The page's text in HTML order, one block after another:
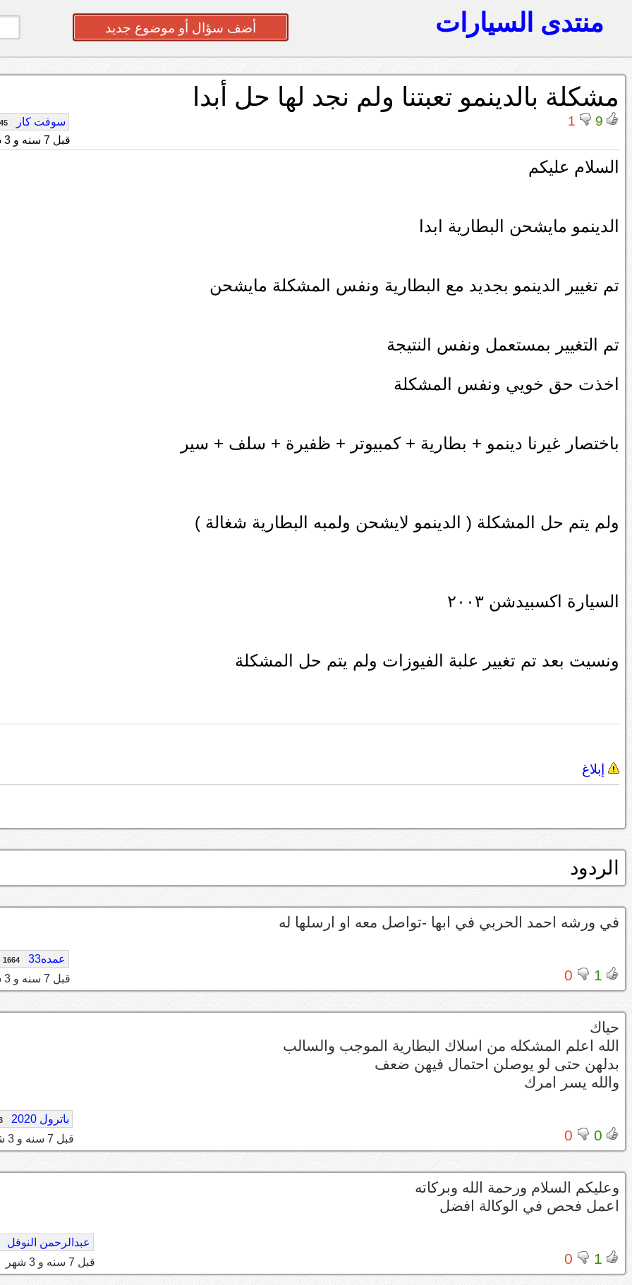
منتدى السيارات أضف سؤال أو موضوع جديد
مشكلة بالدينمو تعبتنا ولم نجد لها حل أبدا
9
1 سوفت كار 45
قبل 7 سنه و 3 شهر
السلام عليكم
الدينمو مايشحن البطارية ابدا
تم تغيير الدينمو بجديد مع البطارية ونفس المشكلة مايشحن
تم التغيير بمستعمل ونفس النتيجة
اخذت حق خويي ونفس المشكلة
باختصار غيرنا دينمو + بطارية + كمبيوتر + ظفيرة + سلف + سير
ولم يتم حل المشكلة ( الدينمو لايشحن ولمبه البطارية شغالة )
السيارة اكسبيدشن ٢٠٠٣
ونسيت بعد تم تغيير علبة الفيوزات ولم يتم حل المشكلة
إبلاغ
الردود
في ورشه احمد الحربي في ابها -تواصل معه او ارسلها له
1
0
عمده33 1664
قبل 7 سنه و 3 شهر
حياك
الله اعلم المشكله من اسلاك البطارية الموجب والسالب
بدلهن حتى لو يوصلن احتمال فيهن ضعف
والله يسر امرك
0
0
باترول 2020
قبل 7 سنه و 3 شهر
وعليكم السلام ورحمة الله وبركاته
اعمل فحص في الوكالة افضل
1
0
عبدالرحمن النوفل
قبل 7 سنه و 3 شهر